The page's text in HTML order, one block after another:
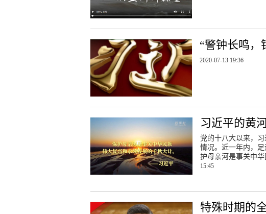
“警钟长鸣，
2020-07-13 19:36
习近平的黄
党的十八大以来，
情况。近一年内，
护母亲河是事关中华
15:45
特殊时期的